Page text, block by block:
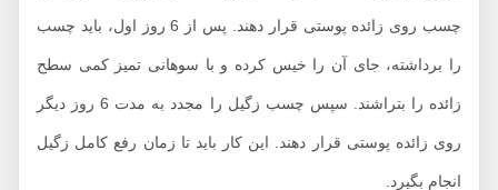
چسب روی زائده پوستی قرار دهند. پس از 6 روز اول، باید چسب
را برداشته، جای آن را خیس کرده و با سوهانی تمیز کمی سطح
زائده را بتراشند. سپس چسب زگیل را مجدد به مدت 6 روز دیگر
روی زائده پوستی قرار دهند. این کار باید تا زمان رفع کامل زگیل
انجام بگیرد.